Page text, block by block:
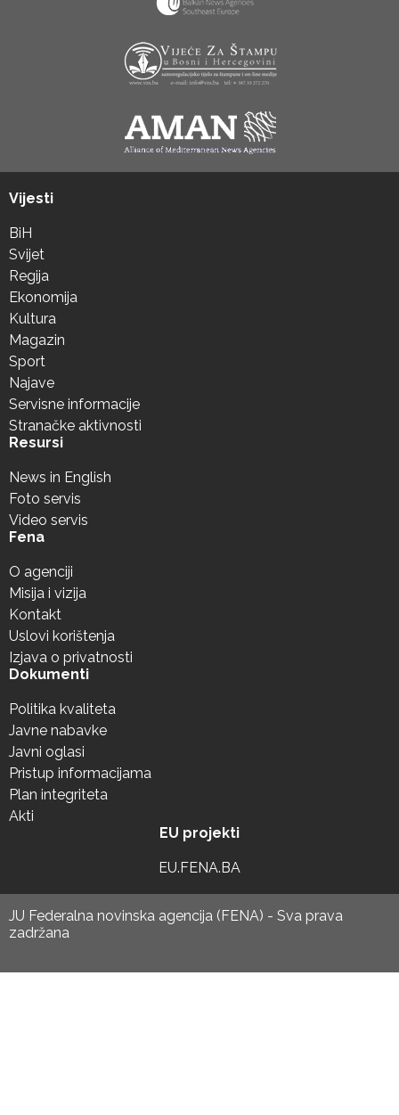
Vijesti
BiH
Svijet
Regija
Ekonomija
Kultura
Magazin
Sport
Najave
Servisne informacije
Stranačke aktivnosti
Resursi
News in English
Foto servis
Video servis
Fena
O agenciji
Misija i vizija
Kontakt
Uslovi korištenja
Izjava o privatnosti
Dokumenti
Politika kvaliteta
Javne nabavke
Javni oglasi
Pristup informacijama
Plan integriteta
Akti
EU projekti
EU.FENA.BA
JU Federalna novinska agencija (FENA) - Sva prava
zadržana